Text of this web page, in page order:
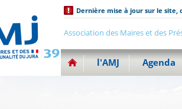
Dernière mise à jour sur le site,
Association des Maires et des
l'AMJ Agenda